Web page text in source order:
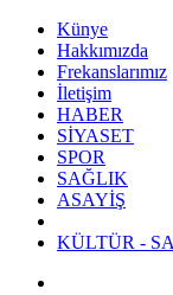
Künye
Hakkımızda
Frekanslarımız
İletişim
HABER
SİYASET
SPOR
SAĞLIK
ASAYİŞ
KÜLTÜR -